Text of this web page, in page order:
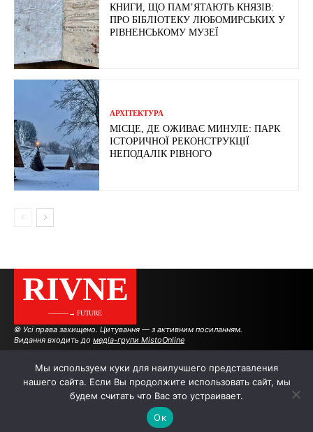
КНИГИ, ЩО ПАМ’ЯТАЮТЬ КНЯЗІВ:
ПРО БІБЛІОТЕКУ ЛЮБОМИРСЬКИХ У
РІВНЕНСЬКОМУ МУЗЕЇ
АРХІТЕКТУРА
МІСЦЕ, ДЕ ОЖИВАЄ МИНУЛЕ: ПАРК
ІСТОРИЧНОЇ РЕКОНСТРУКЦІЇ
НЕПОДАЛІК РІВНОГО
RIVNE
———→ FUTURE
© Усі права захищено. Цитування — з активним посиланням.
Видання входить до медіа-групи MistoOnline
АВТОРИ РЕКЛАМА НА САЙТІ
Мы используем куки для наилучшего представления
нашего сайта. Если Вы продолжите использовать сайт, мы
будем считать что Вас это устраивает.
Ок